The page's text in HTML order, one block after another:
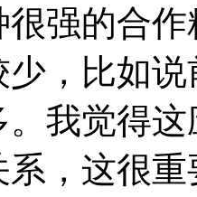
强的合
，比如
我觉得
系，这很